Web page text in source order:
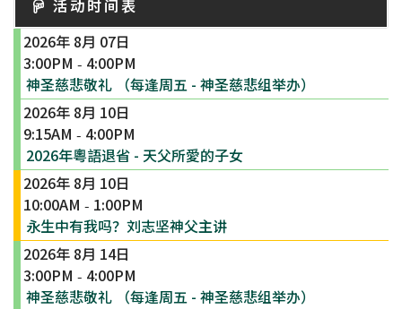
活动时间表
2026年 8月 07日
3:00PM - 4:00PM
神圣慈悲敬礼 （每逢周五 - 神圣慈悲组举办）
2026年 8月 10日
9:15AM - 4:00PM
2026年粵語退省 - 天父所愛的子女
2026年 8月 10日
10:00AM - 1:00PM
永生中有我吗？刘志坚神父主讲
2026年 8月 14日
3:00PM - 4:00PM
神圣慈悲敬礼 （每逢周五 - 神圣慈悲组举办）